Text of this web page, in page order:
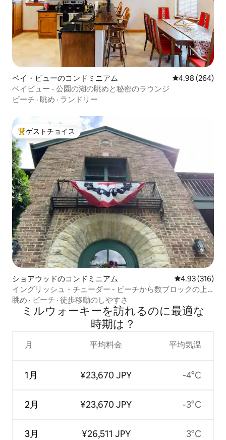
ベイ・ビューのコンドミニアム レビュー264
4.98 (264)
ベイビュー - 公園の湖の眺めと秘密のラウンジ
ビーチ · 眺め · ランドリー
大好評のゲストチョイスです。
ゲストチョイス
ショアウッドのコンドミニアム レビュー316
4.93 (316)
イングリッシュ・チューダー - ビーチから数ブロックの上
階フラット
眺め · ビーチ · 徒歩移動のしやすさ
ミルウォーキーを訪⁠れ⁠るの⁠に最⁠適⁠な
時⁠期⁠は⁠？
月
1月
2月
3月
平均料金
¥23,670 JPY
¥23,670 JPY
¥26,511 JPY
平均気温
-4°C
-3°C
3°C